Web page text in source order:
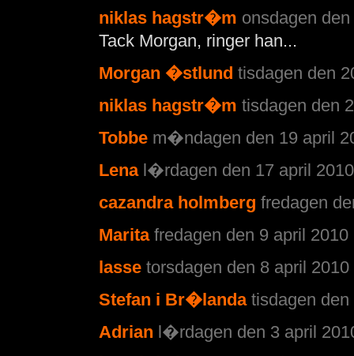
niklas hagstr�m onsdagen
Tack Morgan, ringer han...
Morgan �stlund tisdagen den
niklas hagstr�m tisdagen den
Tobbe m�ndagen den 19 april
Lena l�rdagen den 17 april
cazandra holmberg fredagen
Marita fredagen den 9 april 2010
lasse torsdagen den 8 april
Stefan i Br�landa tisdagen
Adrian l�rdagen den 3 april